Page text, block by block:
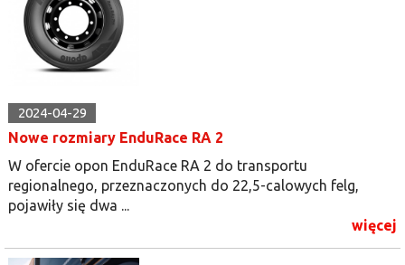
2024-04-29
Nowe rozmiary EnduRace RA 2
W ofercie opon EnduRace RA 2 do transportu
regionalnego, przeznaczonych do 22,5-calowych felg,
pojawiły się dwa ...
więcej